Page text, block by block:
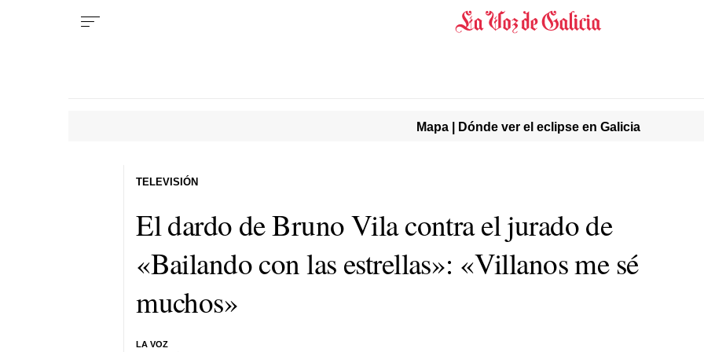
Mapa | Dónde ver el eclipse en Galicia
El dardo de Bruno Vila contra el jurado de
«Bailando con las estrellas»: «Villanos me sé
muchos»
LA VOZ
TELEVISIÓN